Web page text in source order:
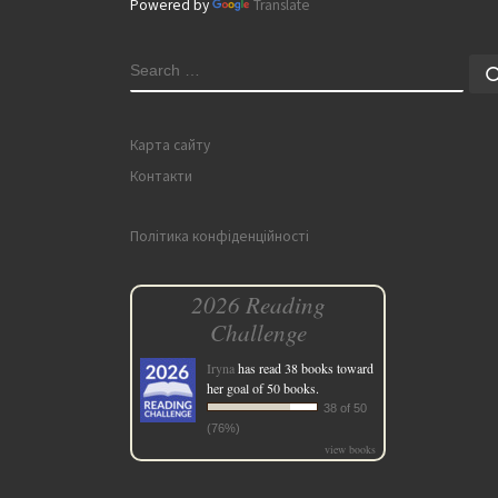
Powered by Translate
SEARCH
Карта сайту
Контакти
Політика конфіденційності
2026 Reading
Challenge
Irynahas read 38 books toward
her goal of 50 books.
38 of 50
(76%)
view books